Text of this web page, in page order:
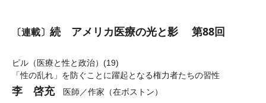
〔連載〕 続 アメリカ医療の光と影 第88回
ピル（医療と性と政治）(19)
「性の乱れ」を防ぐことに躍起となる権力者たちの習性
李 啓充医師／作家（在ボストン）